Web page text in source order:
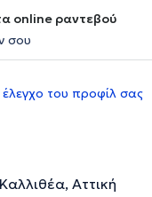
online ραντεβού
σου
έλεγχο του προφίλ σας
Αττική